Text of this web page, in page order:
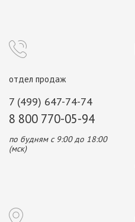
отдел продаж
7 (499) 647-74-74
8 800 770-05-94
по будням с 9:00 до 18:00
(мск)